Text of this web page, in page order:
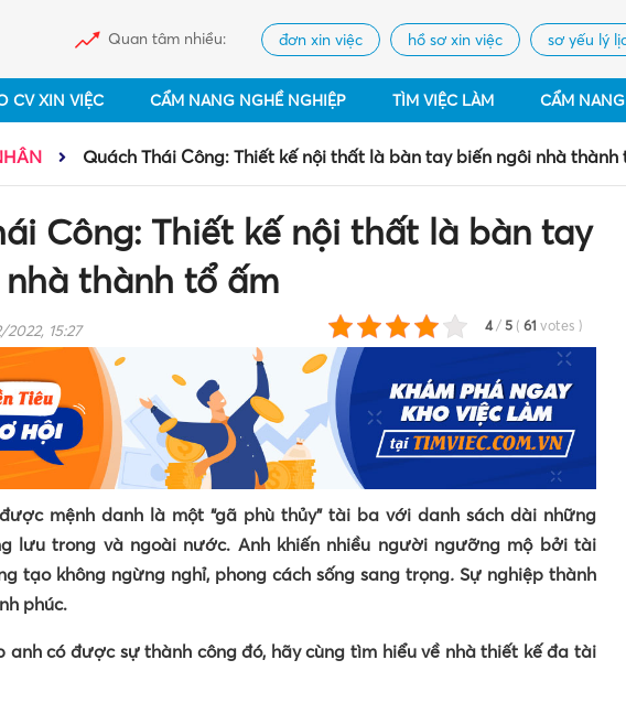
Quan tâm nhiều: đơn xin việc hồ sơ xin việc sơ yếu lý
CV XIN VIỆC CẨM NANG NGHỀ NGHIỆP TÌM VIỆC LÀM CẨM
Quách Thái Công: Thiết kế nội thất là bàn tay biến ngôi nhà thành
Công: Thiết kế nội thất là bàn tay
nhà thành tổ ấm
4 / 5 ( 61 votes )
15:27
mệnh danh là một “gã phù thủy” tài ba với danh sách dài những
lưu trong và ngoài nước. Anh khiến nhiều người ngưỡng mộ bởi tài
tạo không ngừng nghỉ, phong cách sống sang trọng. Sự nghiệp thành
phúc.
anh có được sự thành công đó, hãy cùng tìm hiểu về nhà thiết kế đa tài